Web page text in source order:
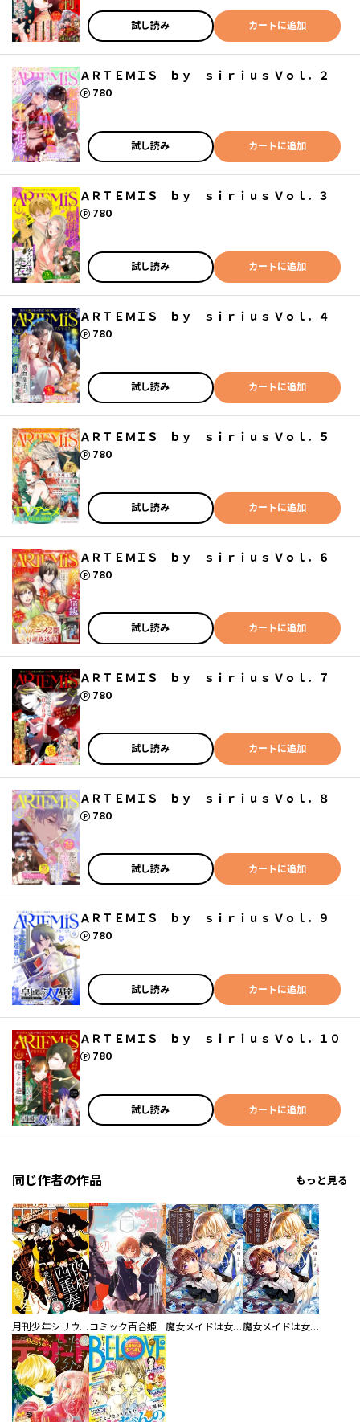
試し読み カートに追加
ＡＲＴＥＭＩＳ ｂｙ ｓｉｒｉｕｓ Ｖｏｌ．２
780
ポイント
試し読み カートに追加
ＡＲＴＥＭＩＳ ｂｙ ｓｉｒｉｕｓ Ｖｏｌ．３
780
ポイント
試し読み カートに追加
ＡＲＴＥＭＩＳ ｂｙ ｓｉｒｉｕｓ Ｖｏｌ．４
780
ポイント
試し読み カートに追加
ＡＲＴＥＭＩＳ ｂｙ ｓｉｒｉｕｓ Ｖｏｌ．５
780
ポイント
試し読み カートに追加
ＡＲＴＥＭＩＳ ｂｙ ｓｉｒｉｕｓ Ｖｏｌ．６
780
ポイント
試し読み カートに追加
ＡＲＴＥＭＩＳ ｂｙ ｓｉｒｉｕｓ Ｖｏｌ．７
780
ポイント
試し読み カートに追加
ＡＲＴＥＭＩＳ ｂｙ ｓｉｒｉｕｓ Ｖｏｌ．８
780
ポイント
試し読み カートに追加
ＡＲＴＥＭＩＳ ｂｙ ｓｉｒｉｕｓ Ｖｏｌ．９
780
ポイント
試し読み カートに追加
ＡＲＴＥＭＩＳ ｂｙ ｓｉｒｉｕｓ Ｖｏｌ．１０
780
ポイント
試し読み カートに追加
同じ作者の作品 もっと見る
月刊少年シリウス コミック百合姫 魔女メイドは女王の秘密を知っている。 分冊版 魔女メイドは女王の秘密を知っている。